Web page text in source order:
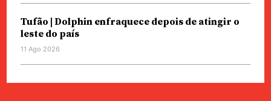
Tufão | Dolphin enfraquece depois de atingir o
leste do país
11 Ago 2026